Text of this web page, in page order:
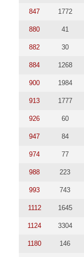
847 1772
880 41
882 30
884 1268
900 1984
913 1777
926 60
947 84
974 77
988 223
993 743
1112 1645
1124 3304
1180 146